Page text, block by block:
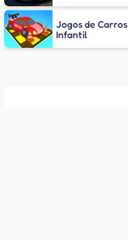
Jogos de Carros
Infantil